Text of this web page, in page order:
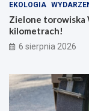
EKOLOGIA
Zielone torowiska
kilometrach!
6 sierpnia 2026